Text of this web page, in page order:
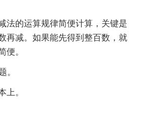
法的运算规律简便计算，关键是
再减。如果能先得到整百数，就
便。
。
上。